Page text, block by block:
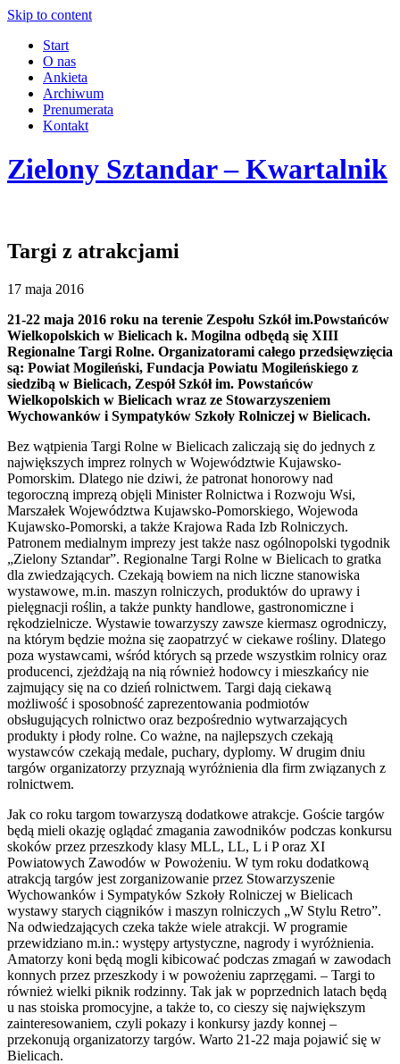
Skip to content
Start
O nas
Ankieta
Archiwum
Prenumerata
Kontakt
Zielony Sztandar – Kwartalnik
Targi z atrakcjami
17 maja 2016
21-22 maja 2016 roku na terenie Zespołu Szkół im.Powstańców
Wielkopolskich w Bielicach k. Mogilna odbędą się XIII
Regionalne Targi Rolne. Organizatorami całego przedsięwzięcia
są: Powiat Mogileński, Fundacja Powiatu Mogileńskiego z
siedzibą w Bielicach, Zespół Szkół im. Powstańców
Wielkopolskich w Bielicach wraz ze Stowarzyszeniem
Wychowanków i Sympatyków Szkoły Rolniczej w Bielicach.
Bez wątpienia Targi Rolne w Bielicach zaliczają się do jednych z
największych imprez rolnych w Województwie Kujawsko-
Pomorskim. Dlatego nie dziwi, że patronat honorowy nad
tegoroczną imprezą objęli Minister Rolnictwa i Rozwoju Wsi,
Marszałek Województwa Kujawsko-Pomorskiego, Wojewoda
Kujawsko-Pomorski, a także Krajowa Rada Izb Rolniczych.
Patronem medialnym imprezy jest także nasz ogólnopolski tygodnik
„Zielony Sztandar”. Regionalne Targi Rolne w Bielicach to gratka
dla zwiedzających. Czekają bowiem na nich liczne stanowiska
wystawowe, m.in. maszyn rolniczych, produktów do uprawy i
pielęgnacji roślin, a także punkty handlowe, gastronomiczne i
rękodzielnicze. Wystawie towarzyszy zawsze kiermasz ogrodniczy,
na którym będzie można się zaopatrzyć w ciekawe rośliny. Dlatego
poza wystawcami, wśród których są przede wszystkim rolnicy oraz
producenci, zjeżdżają na nią również hodowcy i mieszkańcy nie
zajmujący się na co dzień rolnictwem. Targi dają ciekawą
możliwość i sposobność zaprezentowania podmiotów
obsługujących rolnictwo oraz bezpośrednio wytwarzających
produkty i płody rolne. Co ważne, na najlepszych czekają
wystawców czekają medale, puchary, dyplomy. W drugim dniu
targów organizatorzy przyznają wyróżnienia dla firm związanych z
rolnictwem.
Jak co roku targom towarzyszą dodatkowe atrakcje. Goście targów
będą mieli okazję oglądać zmagania zawodników podczas konkursu
skoków przez przeszkody klasy MLL, LL, L i P oraz XI
Powiatowych Zawodów w Powożeniu. W tym roku dodatkową
atrakcją targów jest zorganizowanie przez Stowarzyszenie
Wychowanków i Sympatyków Szkoły Rolniczej w Bielicach
wystawy starych ciągników i maszyn rolniczych „W Stylu Retro”.
Na odwiedzających czeka także wiele atrakcji. W programie
przewidziano m.in.: występy artystyczne, nagrody i wyróżnienia.
Amatorzy koni będą mogli kibicować podczas zmagań w zawodach
konnych przez przeszkody i w powożeniu zaprzęgami. – Targi to
również wielki piknik rodzinny. Tak jak w poprzednich latach będą
u nas stoiska promocyjne, a także to, co cieszy się największym
zainteresowaniem, czyli pokazy i konkursy jazdy konnej –
przekonują organizatorzy targów. Warto 21-22 maja pojawić się w
Bielicach.